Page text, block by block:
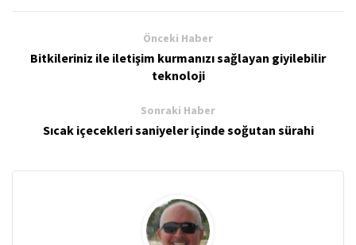
Önceki Haber
Bitkileriniz ile iletişim kurmanızı sağlayan giyilebilir
teknoloji
Sonraki Haber
Sıcak içecekleri saniyeler içinde soğutan sürahi